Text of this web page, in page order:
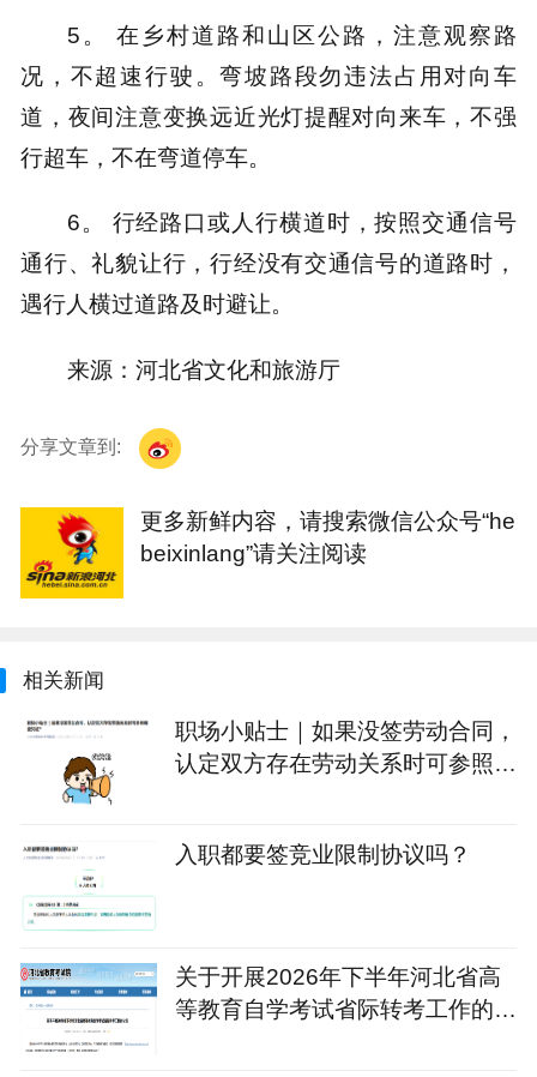
5。 在乡村道路和山区公路，注意观察路
况，不超速行驶。弯坡路段勿违法占用对向车
道，夜间注意变换远近光灯提醒对向来车，不强
行超车，不在弯道停车。
6。 行经路口或人行横道时，按照交通信号
通行、礼貌让行，行经没有交通信号的道路时，
遇行人横过道路及时避让。
来源：河北省文化和旅游厅
分享文章到:
更多新鲜内容，请搜索微信公众号“he
beixinlang”请关注阅读
相关新闻
职场小贴士｜如果没签劳动合同，
认定双方存在劳动关系时可参照哪
入职都要签竞业限制协议吗？
关于开展2026年下半年河北省高
等教育自学考试省际转考工作的公